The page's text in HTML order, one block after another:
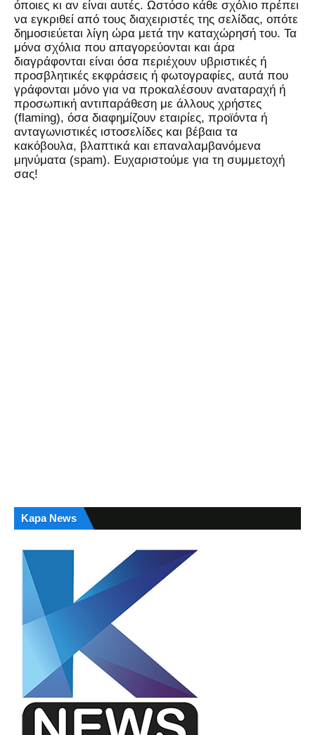
όποιες κι αν είναι αυτές. Ωστόσο κάθε σχόλιο πρέπει
να εγκριθεί από τους διαχειριστές της σελίδας, οπότε
δημοσιεύεται λίγη ώρα μετά την καταχώρησή του. Τα
μόνα σχόλια που απαγορεύονται και άρα
διαγράφονται είναι όσα περιέχουν υβριστικές ή
προσβλητικές εκφράσεις ή φωτογραφίες, αυτά που
γράφονται μόνο για να προκαλέσουν αναταραχή ή
προσωπική αντιπαράθεση με άλλους χρήστες
(flaming), όσα διαφημίζουν εταιρίες, προϊόντα ή
ανταγωνιστικές ιστοσελίδες και βέβαια τα
κακόβουλα, βλαπτικά και επαναλαμβανόμενα
μηνύματα (spam). Ευχαριστούμε για τη συμμετοχή
σας!
Kapa News